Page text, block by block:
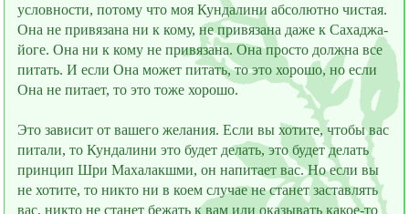
условности, потому что моя Кундалини абсолютно чистая.
Она не привязана ни к кому, не привязана даже к Сахаджа-
йоге. Она ни к кому не привязана. Она просто должна все
питать. И если Она может питать, то это хорошо, но если
Она не питает, то это тоже хорошо.
Это зависит от вашего желания. Если вы хотите, чтобы вас
питали, то Кундалини это будет делать, это будет делать
принцип Шри Махалакшми, он напитает вас. Но если вы
не хотите, то никто ни в коем случае не станет заставлять
вас, никто не станет бежать к вам или оказывать какое-то